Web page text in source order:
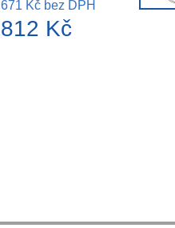
671 Kč bez DPH
812 Kč